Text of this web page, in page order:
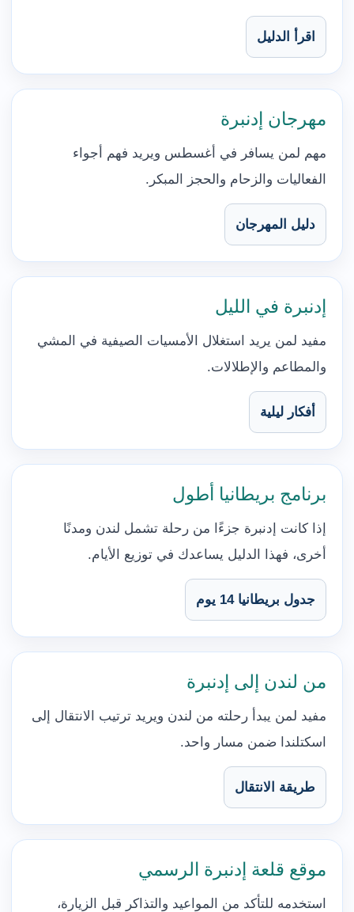
اقرأ الدليل
مهرجان إدنبرة
مهم لمن يسافر في أغسطس ويريد فهم أجواء
الفعاليات والزحام والحجز المبكر.
دليل المهرجان
إدنبرة في الليل
مفيد لمن يريد استغلال الأمسيات الصيفية في المشي
والمطاعم والإطلالات.
أفكار ليلية
برنامج بريطانيا أطول
إذا كانت إدنبرة جزءًا من رحلة تشمل لندن ومدنًا
أخرى، فهذا الدليل يساعدك في توزيع الأيام.
جدول بريطانيا 14 يوم
من لندن إلى إدنبرة
مفيد لمن يبدأ رحلته من لندن ويريد ترتيب الانتقال إلى
اسكتلندا ضمن مسار واحد.
طريقة الانتقال
موقع قلعة إدنبرة الرسمي
استخدمه للتأكد من المواعيد والتذاكر قبل الزيارة،